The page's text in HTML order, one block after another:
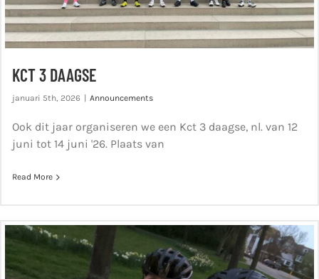
KCT 3 DAAGSE
januari 5th, 2026 Announcements
Ook dit jaar organiseren we een Kct 3 daagse, nl. van 12
juni tot 14 juni '26. Plaats van
Read More